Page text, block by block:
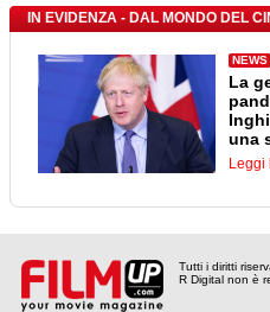
IN EVIDENZA - DAL MONDO DEL
NEWS
La
una
Leggi
Tutti i diritti
R Digital non è